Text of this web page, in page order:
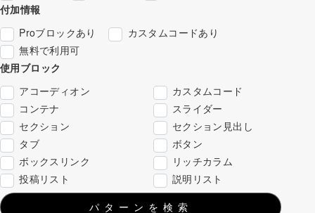
付加情報
Proブロックあり
カスタムコードあり
無料で利用可
使用ブロック
アコーディオン
カスタムコード
コンテナ
スライダー
セクション
セクション見出し
タブ
ボタン
ボックスリンク
リッチカラム
投稿リスト
説明リスト
パターンを検索